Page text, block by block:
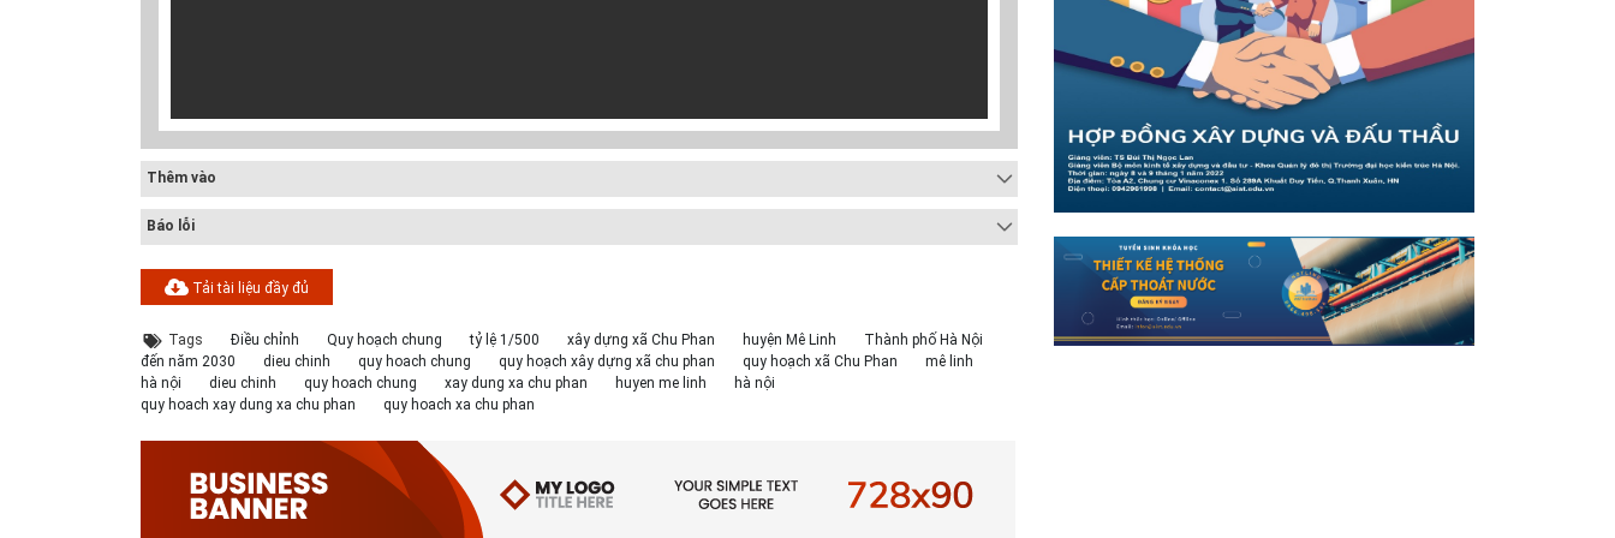
Thêm vào
Báo lỗi
Tải tài liệu đầy đủ
Tags Điều chỉnh Quy hoạch chung tỷ lệ 1/500 xây dựng xã Chu Phan huyện Mê Linh
Thành phố Hà Nội
đến năm 2030
dieu chinh quy hoach chung quy hoạch xây dựng xã chu phan quy hoạch xã Chu Phan
mê linh
hà nội
dieu chinh quy hoach chung xay dung xa chu phan huyen me linh
hà nội
quy hoach xay dung xa chu phan
quy hoach xa chu phan